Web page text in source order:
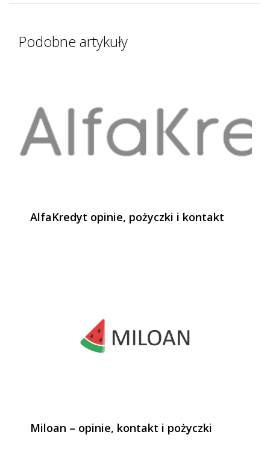
Podobne artykuły
AlfaKredyt opinie, pożyczki i kontakt
Miloan – opinie, kontakt i pożyczki